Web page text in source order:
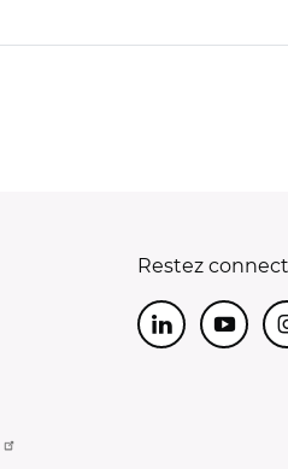
Restez
LinkedIn